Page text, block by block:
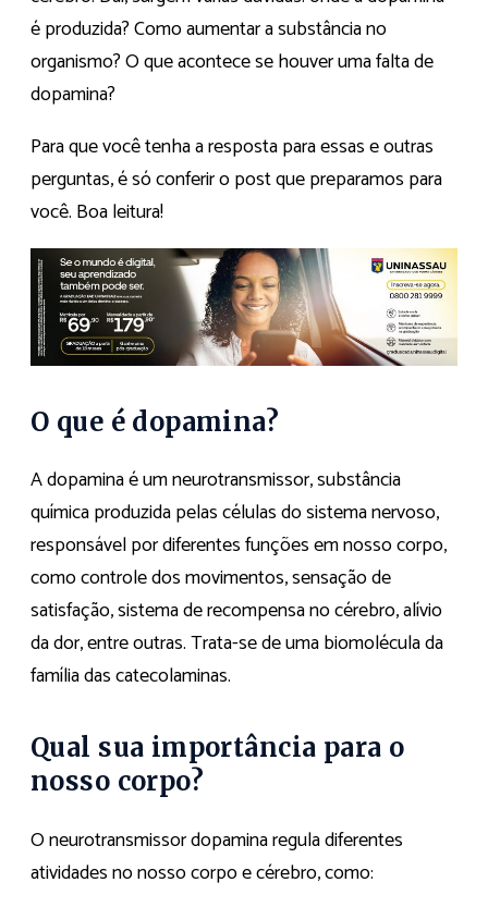
é produzida? Como aumentar a substância no
organismo? O que acontece se houver uma falta de
dopamina?
Para que você tenha a resposta para essas e outras
perguntas, é só conferir o post que preparamos para
você. Boa leitura!
O que é dopamina?
A dopamina é um neurotransmissor, substância
química produzida pelas células do sistema nervoso,
responsável por diferentes funções em nosso corpo,
como controle dos movimentos, sensação de
satisfação, sistema de recompensa no cérebro, alívio
da dor, entre outras. Trata-se de uma biomolécula da
família das catecolaminas.
Qual sua importância para o
nosso corpo?
O neurotransmissor dopamina regula diferentes
atividades no nosso corpo e cérebro, como: